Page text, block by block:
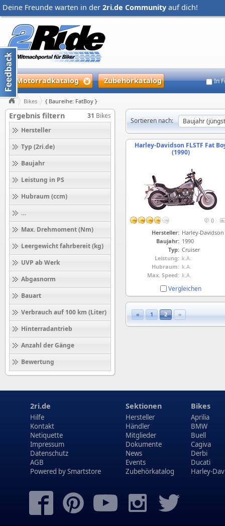
Deine Freunde warten in der 2ri.de Community auf dich!
Motorradkatalog Zubehörkatalog In
Bikes { Baureihe: FatBoy }
Ergebnis filtern 31 Bikes
Hersteller
Typ (2ri.de)
Baujahr
Leistung in PS
Hubraum (ccm)
Höchstgeschwindigkeit (km/h)
Max. Drehmoment (Nm)
Leergewicht fahrbereit (kg)
UVP ab Werk
Abgasnorm
Bauart
Verbrauch auf 100 km (Liter)
Hinterradantrieb
Anzahl der Gänge
Bewertung
Sortieren nach:
Harley-Davidson FLSTF Fat
(1990)
0
Hersteller: Harley-Davidson
Baujahr: 1990
Typ: Cruiser
Leistung: k.A.
Hubraum: k.A.
Max. Speed: k.A.
Vergleichen
« 1 2 »
2ri.de
Hilfe
Kontakt
Netiquette
Impressum
Datenschutz
AGB
Powered bySmartstore
Sektionen
Hersteller
Händler
Mitglieder
Dokumente
News
Events
Zubehörkatalog
Bikes
Aprilia
BMW
Buell
Cagiva
Derbi
Ducati
Harley-